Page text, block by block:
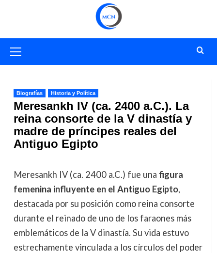
primario
Biografías Historia y Política
Meresankh IV (ca. 2400 a.C.). La
reina consorte de la V dinastía y
madre de príncipes reales del
Antiguo Egipto
Meresankh IV (ca. 2400 a.C.) fue una figura
femenina influyente en el Antiguo Egipto,
destacada por su posición como reina consorte
durante el reinado de uno de los faraones más
emblemáticos de la V dinastía. Su vida estuvo
estrechamente vinculada a los círculos del poder